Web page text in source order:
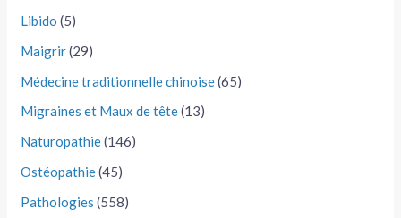
Libido (5)
Maigrir(29)
Médecine traditionnelle chinoise(65)
Migraines et Maux de tête(13)
Naturopathie(146)
Ostéopathie(45)
Pathologies (558)